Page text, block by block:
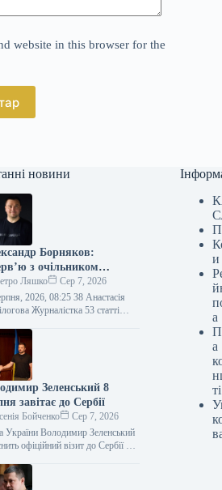
website in this browser for the
новини
Борняков:
з очільником
ради Brave1
Ляшко
Сер 7, 2026
2026, 08:25 38 Анастасія
Журналістка 53 статті
Олександр Борняков
керівництво Наглядовою…
Зеленський 8
завітає до Сербії
Бойченко
Сер 7, 2026
України Володимир Зеленський
офіційний візит до Сербії 8
країни Александром
Цю…
и
а
а
ті